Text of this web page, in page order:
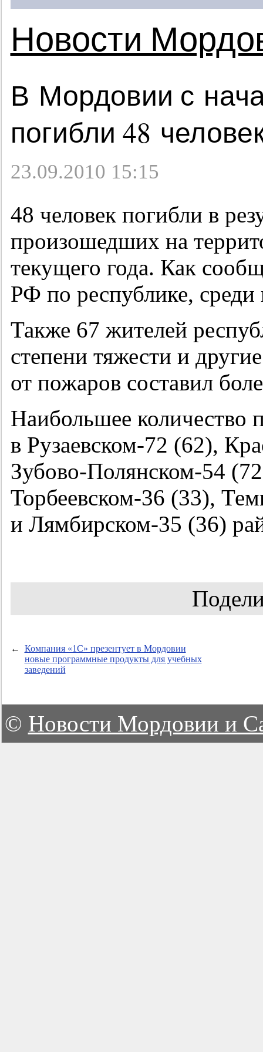
Новости
В Мордовии с
погибли 48
23.09.2010 15:15
48 человек погибли в
произошедших на
текущего года. Как
РФ по республике,
Также 67 жителей
степени тяжести и
от пожаров составил
Наибольшее количество
в Рузаевском-72 (62),
Зубово-Полянском-54
Торбеевском-36 (33),
и Лямбирском-35 (36)
←
Компания «1С» презентует в Мордовии
новые программные продукты для учебных
заведений
© Новости Мордовии и